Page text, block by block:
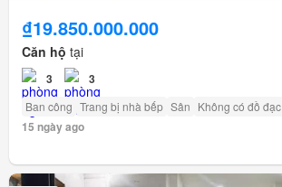
₫19.850.000.000
Căn hộ tại
3 3
Ban công Trang bị nhà bếp Sân Không có đồ đạc
15 ngày ago